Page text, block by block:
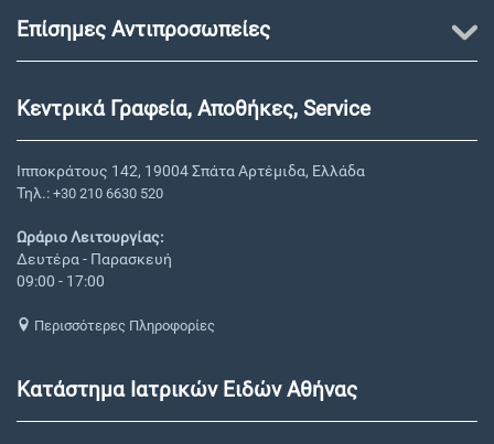
Επίσημες Αντιπροσωπείες
Κεντρικά Γραφεία, Αποθήκες, Service
Ιπποκράτους 142, 19004 Σπάτα Αρτέμιδα, Ελλάδα
Τηλ.: +30 210 6630 520
Ωράριο Λειτουργίας:
Δευτέρα - Παρασκευή
09:00 - 17:00
Περισσότερες Πληροφορίες
Κατάστημα Ιατρικών Ειδών Αθήνας